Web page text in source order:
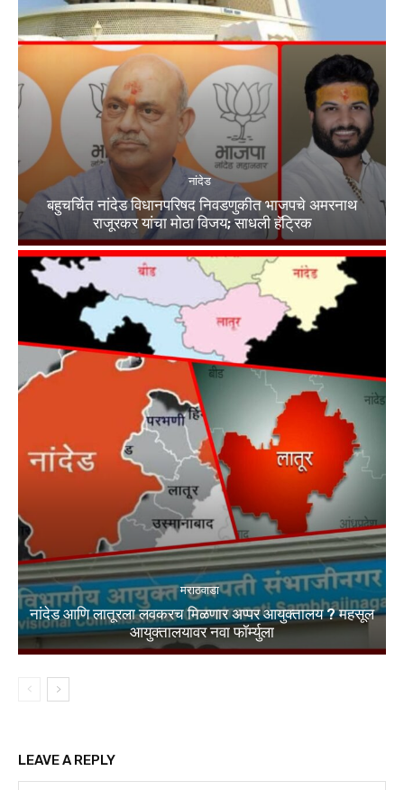
नांदेड
बहुचर्चित नांदेड विधानपरिषद निवडणुकीत भाजपचे अमरनाथ
राजूरकर यांचा मोठा विजय; साधली हॅट्रिक
मराठवाडा
नांदेड आणि लातूरला लवकरच मिळणार अप्पर आयुक्तालय ? महसूल
आयुक्तालयावर नवा फॉर्म्युला
LEAVE A REPLY